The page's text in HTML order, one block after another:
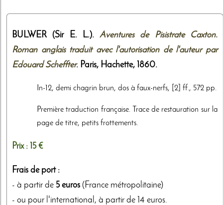
BULWER (Sir E. L.).Aventures de Pisistrate Caxton.
Roman anglais traduit avec l'autorisation de l'auteur par
Edouard Scheffter. Paris, Hachette, 1860.
In-12, demi chagrin brun, dos à faux-nerfs, [2] ff., 572 pp.
Première traduction française. Trace de restauration sur la
page de titre, petits frottements.
Prix : 15 €
Frais de port :
- à partir de 5 euros (France métropolitaine)
- ou pour l'international, à partir de 14 euros.